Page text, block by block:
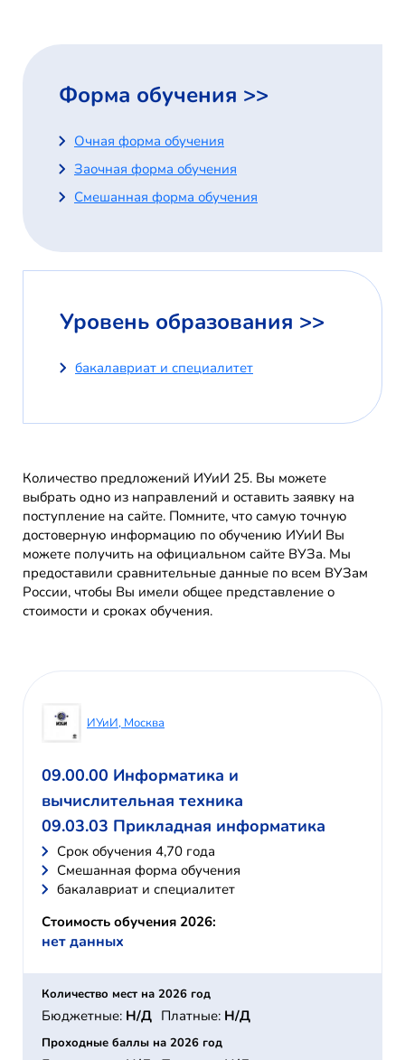
Форма обучения >>
Очная форма обучения
Заочная форма обучения
Смешанная форма обучения
Уровень образования >>
бакалавриат и специалитет
Количество предложений ИУиИ 25. Вы можете
выбрать одно из направлений и оставить заявку на
поступление на сайте. Помните, что самую точную
достоверную информацию по обучению ИУиИ Вы
можете получить на официальном сайте ВУЗа. Мы
предоставили сравнительные данные по всем ВУЗам
России, чтобы Вы имели общее представление о
стоимости и сроках обучения.
ИУиИ, Москва
09.00.00 Информатика и
вычислительная техника
09.03.03 Прикладная информатика
Cрок обучения 4,70 года
Смешанная форма обучения
бакалавриат и специалитет
Стоимость обучения 2026:
нет данных
Количество мест на 2026 год
Бюджетные: Н/Д Платные: Н/Д
Проходные баллы на 2026 год